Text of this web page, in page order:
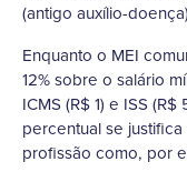
(antigo auxílio-
Enquanto o MEI
12% sobre o salário
ICMS (R$ 1) e ISS
percentual se
profissão como, por